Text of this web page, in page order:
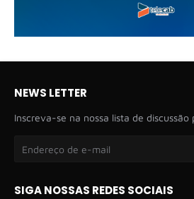
NEWS LETTER
Inscreva-se na nossa lista de discussão
SIGA NOSSAS REDES SOCIAIS